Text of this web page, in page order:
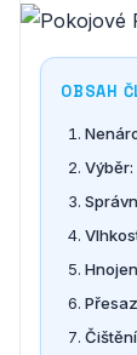
OBSAH